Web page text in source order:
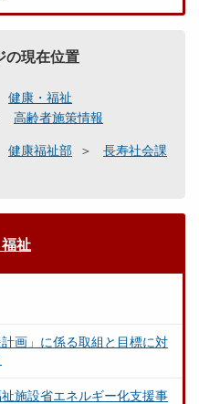
の現在位置
健康・福祉
高齢者施策情報
健康福祉部
長寿社会課
祉
画」に係る取組と目標に対
施設省エネルギー化支援事